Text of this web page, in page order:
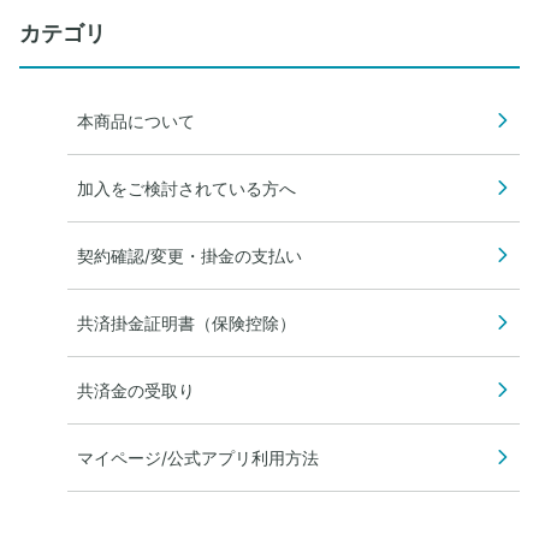
カテゴリ
本商品について
加入をご検討されている方へ
契約確認/変更・掛金の支払い
共済掛金証明書（保険控除）
共済金の受取り
マイページ/公式アプリ利用方法